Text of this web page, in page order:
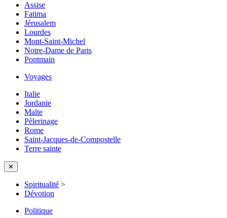
Assise
Fatima
Jérusalem
Lourdes
Mont-Saint-Michel
Notre-Dame de Paris
Pontmain
Voyages
Italie
Jordanie
Malte
Pèlerinage
Rome
Saint-Jacques-de-Compostelle
Terre sainte
✕
Spiritualité >
Dévotion
Politique